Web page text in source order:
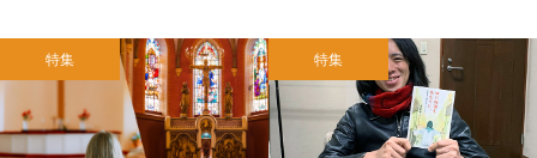
特集 特集